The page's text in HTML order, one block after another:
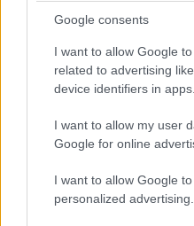
Google consents
I want to allow Google
related to advertising
device identifiers in apps.
I want to allow my user
Google for online
I want to allow Google
personalized advertising.
Διαβάστε και